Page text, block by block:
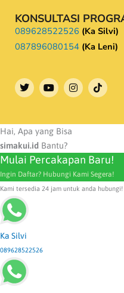
KONSULTASI
089628522526 (Ka Silvi)
087896080154 (Ka Leni)
T
w
e
Y
o
b
I
n
m
Hai, Apa yang Bisa
simakui.id Bantu?
Mulai Percakapan Baru!
Ingin Daftar? Hubungi Kami Segera!
Kami tersedia 24 jam untuk anda hubungi!
Ka Silvi
089628522526